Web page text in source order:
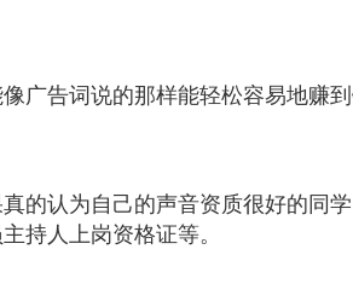
广告词说的那样能轻松容易地赚
的认为自己的声音资质很好的同
持人上岗资格证等。